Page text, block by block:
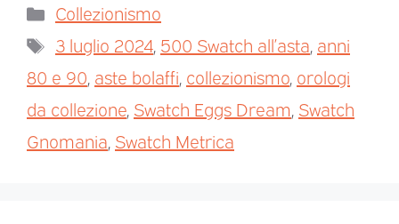
Collezionismo
3 luglio 2024, 500 Swatch all’asta, anni
80 e 90, aste bolaffi, collezionismo, orologi
da collezione, Swatch Eggs Dream, Swatch
Gnomania, Swatch Metrica